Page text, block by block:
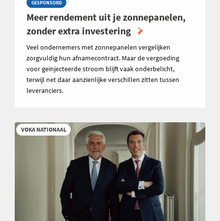
GESPONSORD
Meer rendement uit je zonnepanelen,
zonder extra investering
Veel ondernemers met zonnepanelen vergelijken
zorgvuldig hun afnamecontract. Maar de vergoeding
voor geïnjecteerde stroom blijft vaak onderbelicht,
terwijl net daar aanzienlijke verschillen zitten tussen
leveranciers.
VOKA NATIONAAL